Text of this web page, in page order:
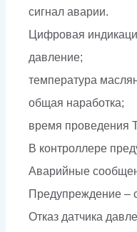
сигнал аварии.
Цифровая
давление;
температура
общая наработка;
время проведения
В контроллере
Аварийные
Предупреждение –
Отказ датчика